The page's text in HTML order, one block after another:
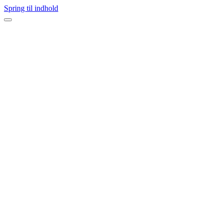
Spring til indhold
Navigation